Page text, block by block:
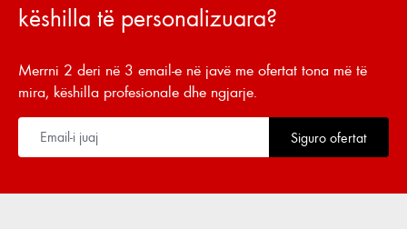
këshilla të personalizuara?
Merrni 2 deri në 3 email-e në javë me ofertat tona më të
mira, këshilla profesionale dhe ngjarje.
Siguro ofertat